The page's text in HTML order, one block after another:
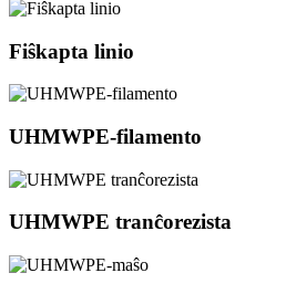
Fiŝkapta linio
UHMWPE-filamento
UHMWPE tranĉorezista